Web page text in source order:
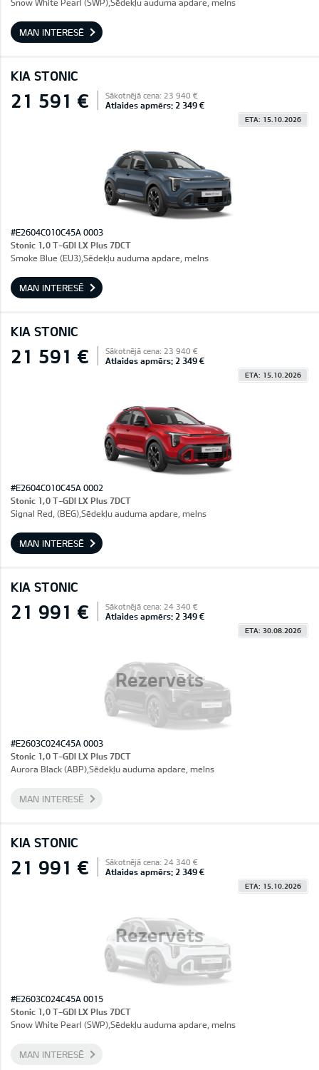
Snow White Pearl (SWP),Sēdekļu auduma apdare, melns
MAN INTERESĒ
KIA STONIC
21 591 € Sākotnējā cena: 23 940 €
Atlaides apmērs: 2 349 €
ETA: 15.10.2026
#E2604C010C45A 0003
Stonic 1,0 T-GDI LX Plus 7DCT
Smoke Blue (EU3),Sēdekļu auduma apdare, melns
MAN INTERESĒ
KIA STONIC
21 591 € Sākotnējā cena: 23 940 €
Atlaides apmērs: 2 349 €
ETA: 15.10.2026
#E2604C010C45A 0002
Stonic 1,0 T-GDI LX Plus 7DCT
Signal Red, (BEG),Sēdekļu auduma apdare, melns
MAN INTERESĒ
KIA STONIC
Rezervēts
21 991 € Sākotnējā cena: 24 340 €
Atlaides apmērs: 2 349 €
ETA: 30.08.2026
#E2603C024C45A 0003
Stonic 1,0 T-GDI LX Plus 7DCT
Aurora Black (ABP),Sēdekļu auduma apdare, melns
MAN INTERESĒ
KIA STONIC
Rezervēts
21 991 € Sākotnējā cena: 24 340 €
Atlaides apmērs: 2 349 €
ETA: 15.10.2026
#E2603C024C45A 0015
Stonic 1,0 T-GDI LX Plus 7DCT
Snow White Pearl (SWP),Sēdekļu auduma apdare, melns
MAN INTERESĒ